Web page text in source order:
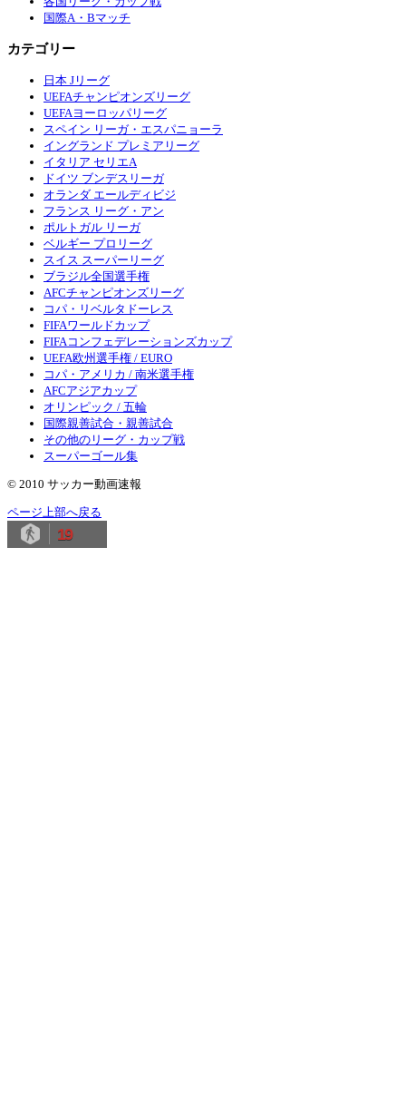
国際A・Bマッチ
カテゴリー
日本 Jリーグ
UEFAチャンピオンズリーグ
UEFAヨーロッパリーグ
スペイン リーガ・エスパニョーラ
イングランド プレミアリーグ
イタリア セリエA
ドイツ ブンデスリーガ
オランダ エールディビジ
フランス リーグ・アン
ポルトガル リーガ
ベルギー プロリーグ
スイス スーパーリーグ
ブラジル全国選手権
AFCチャンピオンズリーグ
コパ・リベルタドーレス
FIFAワールドカップ
FIFAコンフェデレーションズカップ
UEFA欧州選手権 / EURO
コパ・アメリカ / 南米選手権
AFCアジアカップ
オリンピック / 五輪
国際親善試合・親善試合
その他のリーグ・カップ戦
スーパーゴール集
© 2010 サッカー動画速報
ページ上部へ戻る
19